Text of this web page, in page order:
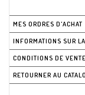
MES ORDRES D'ACHAT
INFORMATIONS SUR
CONDITIONS DE VENTE
RETOURNER AU